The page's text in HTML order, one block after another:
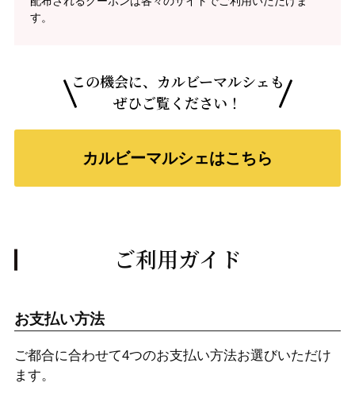
す。
この機会に、カルビーマルシェも
ぜひご覧ください！
カルビーマルシェはこちら
ご利用ガイド
お支払い方法
ご都合に合わせて4つのお支払い方法お選びいただけ
ます。